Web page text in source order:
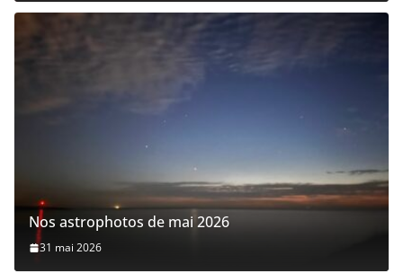
Nos astrophotos de mai 2026
31 mai 2026